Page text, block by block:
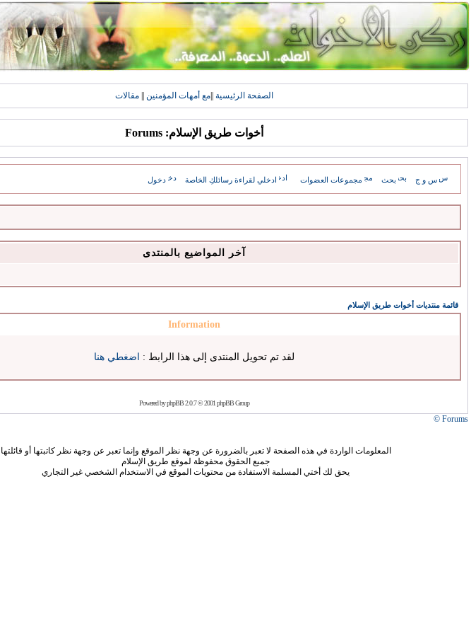
الصفحة الرئيسية مع أمهات المؤمنين مقالات
أخوات طريق الإسلام: Forums
س و ج بحث مجموعات العضوات ادخلي لقراءة رسائلكِ الخاصة دخول
آخر المواضيع بالمنتدى
قائمة منتديات أخوات طريق الإسلام
Information
لقد تم تحويل المنتدى إلى هذا الرابط : اضغطي هنا
Powered byphpBB2.0.7 © 2001 phpBB Group
Forums ©
المعلومات الواردة في هذه الصفحة لا تعبر بالضرورة عن وجهة نظر الموقع وإنما تعبر عن وجهة نظر كاتبتها أو قائلتها
جميع الحقوق محفوظة لموقع طريق الإسلام
يحق لك أختي المسلمة الاستفادة من محتويات الموقع في الاستخدام الشخصي غير التجاري